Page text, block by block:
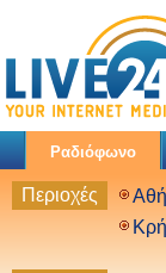
Ραδιόφωνο
Περιοχές